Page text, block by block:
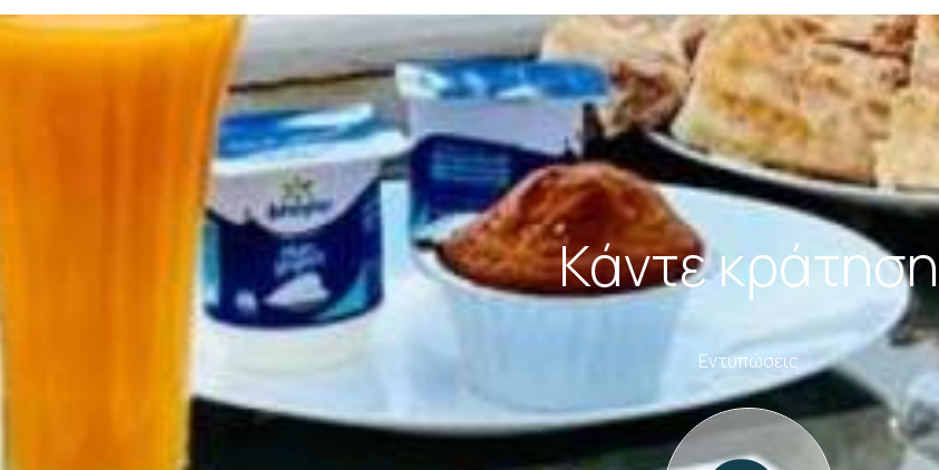
Κάντε κράτηση
Εντυπώσεις